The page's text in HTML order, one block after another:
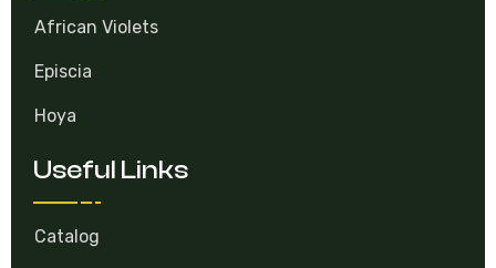
African Violets
Episcia
Hoya
Useful Links
Catalog